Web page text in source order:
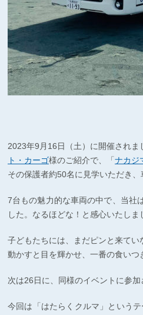
2023年9月16日（土）に開催され
ト・カーゴ様のご紹介で、「 ナカジ
その保護者約50名に見学いただき
7台もの魅力的な車両の中で、当社
した。なるほどな！と感心いたしま
子どもたちには、まだピンと来て
動かすと目を輝かせ、一番の食いつ
次は26日に、同様のイベントに参加
今回は「はたらくクルマ」という